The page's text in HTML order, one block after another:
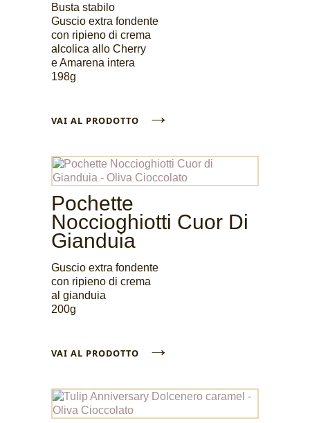
Busta stabilo
Guscio extra fondente
con ripieno di crema
alcolica allo Cherry
e Amarena intera
198g
VAI AL PRODOTTO →
Pochette
Noccioghiotti Cuor Di
Gianduia
Guscio extra fondente
con ripieno di crema
al gianduia
200g
VAI AL PRODOTTO →